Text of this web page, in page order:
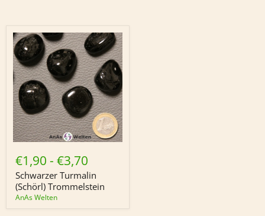
Schwarzer
Turmalin
(Schörl)
Trommelstein
€1,90 - €3,70
Schwarzer Turmalin
(Schörl) Trommelstein
AnAs Welten